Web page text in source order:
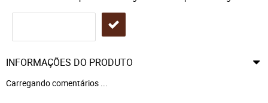
INFORMAÇÕES DO PRODUTO
Carregando comentários ...